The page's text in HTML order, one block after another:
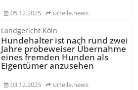
05.12.2025 urteile.news
Landgericht Köln
Hundehalter ist nach rund zwei
Jahre probeweiser Übernahme
eines fremden Hunden als
Eigentümer anzusehen
03.12.2025 urteile.news